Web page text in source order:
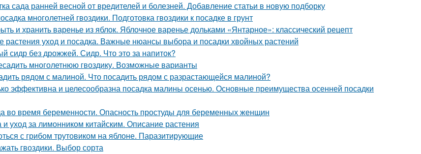
сада ранней весной от вредителей и болезней. Добавление статьи в новую подборку
многолетней гвоздики. Подготовка гвоздики к посадке в грунт
и хранить варенье из яблок. Яблочное варенье дольками «Янтарное»: классический рецепт
растения уход и посадка. Важные нюансы выбора и посадки хвойных растений
сидр без дрожжей. Сидр. Что это за напиток?
многолетнюю гвоздику. Возможные варианты
рядом с малиной. Что посадить рядом с разрастающейся малиной?
эффективна и целесообразна посадка малины осенью. Основные преимущества осенней посадки
во время беременности. Опасность простуды для беременных женщин
и уход за лимонником китайским. Описание растения
с грибом трутовиком на яблоне. Паразитирующие
гвоздики. Выбор сорта